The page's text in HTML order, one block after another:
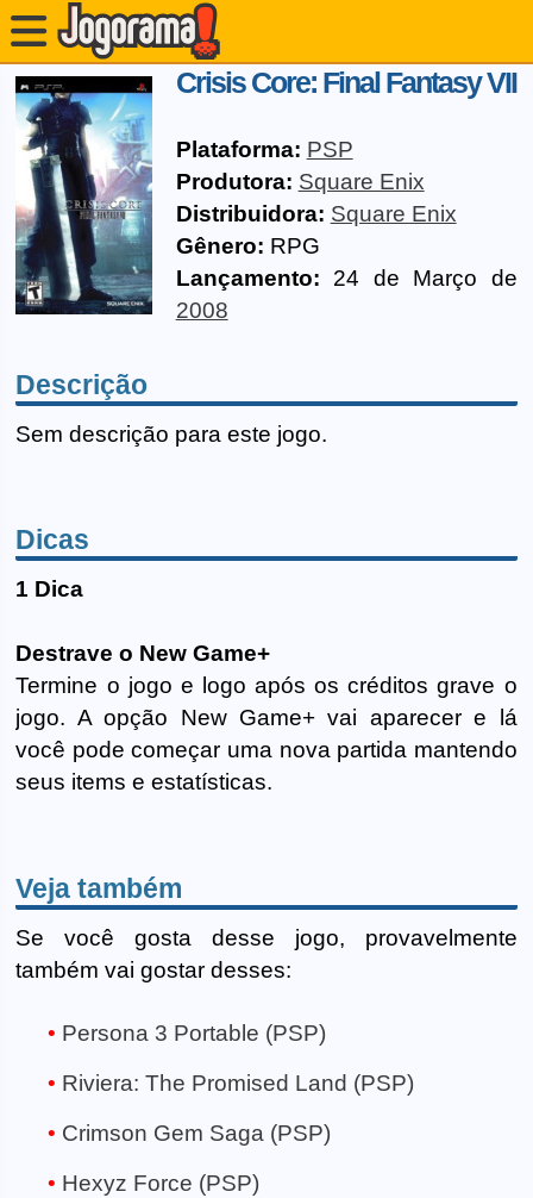
Crisis Core: Final Fantasy VII
Plataforma: PSP
Produtora: Square Enix
Distribuidora: Square Enix
Gênero: RPG
Lançamento: 24 de Março de
2008
Descrição
Sem descrição para este jogo.
Dicas
1 Dica
Destrave o New Game+
Termine o jogo e logo após os créditos grave o
jogo. A opção New Game+ vai aparecer e lá
você pode começar uma nova partida mantendo
seus items e estatísticas.
Veja também
Se você gosta desse jogo, provavelmente
também vai gostar desses:
Persona 3 Portable (PSP)
Riviera: The Promised Land (PSP)
Crimson Gem Saga (PSP)
Hexyz Force (PSP)